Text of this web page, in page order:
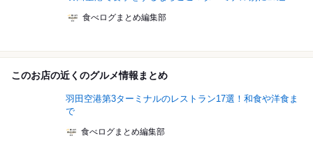
食べログまとめ編集部
このお店の近くのグルメ情報まとめ
羽田空港第3ターミナルのレストラン17選！和食や洋食ま
で
食べログまとめ編集部